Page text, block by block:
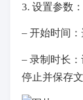
3. 设置参数
– 开始时间
– 录制时长
停止并保存文